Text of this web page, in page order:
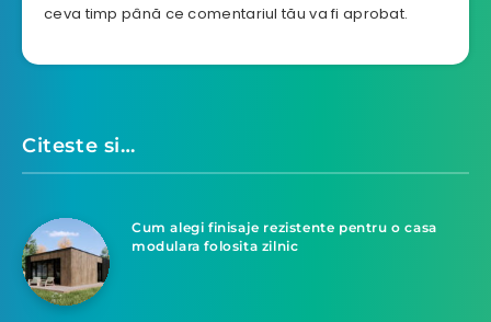
ceva timp până ce comentariul tău va fi aprobat.
Citeste si…
Cum alegi finisaje rezistente pentru o casa
modulara folosita zilnic